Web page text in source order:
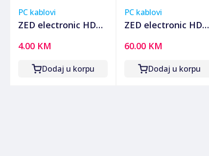
PC kablovi
ZED electronic HDMI
verzija 1.4, bulk - BK-
HDMI/1.5
4.00 KM
Dodaj u korpu
PC kablovi
ZED electronic HDMI
15,0 met. - HDMI-
4K/15
60.00 KM
Dodaj u korpu